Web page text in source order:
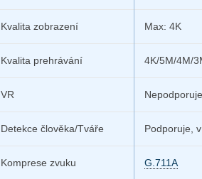
Kvalita zobrazení Max: 4K
Kvalita prehrávání 4K/5M/4M/
VR Nepodporuje
Detekce člověka/Tváře Podporuje,
Komprese zvuku G.711A